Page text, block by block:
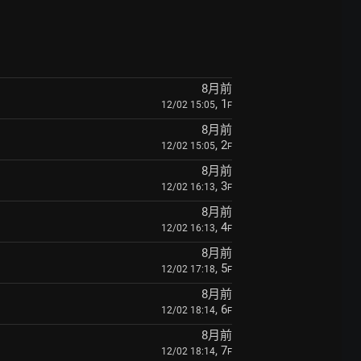
8月前
12/02 15:05, 1 F
8月前
12/02 15:05, 2F
8月前
12/02 16:13, 3F
8月前
12/02 16:13, 4F
8月前
12/02 17:18, 5F
8月前
12/02 18:14, 6F
8月前
12/02 18:14, 7F